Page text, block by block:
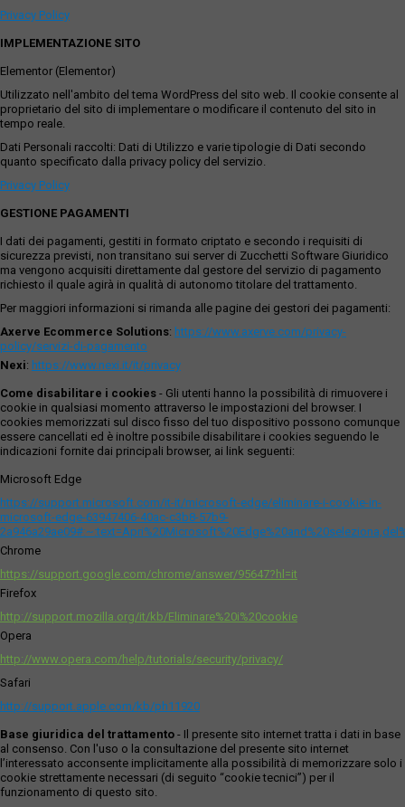
Privacy Policy
IMPLEMENTAZIONE SITO
Elementor (Elementor)
Utilizzato nell'ambito del tema WordPress del sito web. Il cookie consente al
proprietario del sito di implementare o modificare il contenuto del sito in
tempo reale.
Dati Personali raccolti: Dati di Utilizzo e varie tipologie di Dati secondo
quanto specificato dalla privacy policy del servizio.
Privacy Policy
GESTIONE PAGAMENTI
I dati dei pagamenti, gestiti in formato criptato e secondo i requisiti di
sicurezza previsti, non transitano sui server di Zucchetti Software Giuridico
ma vengono acquisiti direttamente dal gestore del servizio di pagamento
richiesto il quale agirà in qualità di autonomo titolare del trattamento.
Per maggiori informazioni si rimanda alle pagine dei gestori dei pagamenti:
Axerve Ecommerce Solutions: https://www.axerve.com/privacy-
policy/servizi-di-pagamento
Nexi: https://www.nexi.it/it/privacy
Come disabilitare i cookies - Gli utenti hanno la possibilità di rimuovere i
cookie in qualsiasi momento attraverso le impostazioni del browser. I
cookies memorizzati sul disco fisso del tuo dispositivo possono comunque
essere cancellati ed è inoltre possibile disabilitare i cookies seguendo le
indicazioni fornite dai principali browser, ai link seguenti:
Microsoft Edge
https://support.microsoft.com/it-it/microsoft-edge/eliminare-i-cookie-in-
microsoft-edge-63947406-40ac-c3b8-57b9-
Chrome
https://support.google.com/chrome/answer/95647?hl=it
Firefox
http://support.mozilla.org/it/kb/Eliminare%20i%20cookie
Opera
http://www.opera.com/help/tutorials/security/privacy/
Safari
http://support.apple.com/kb/ph11920
Base giuridica del trattamento - Il presente sito internet tratta i dati in base
al consenso. Con l'uso o la consultazione del presente sito internet
l’interessato acconsente implicitamente alla possibilità di memorizzare solo i
cookie strettamente necessari (di seguito “cookie tecnici”) per il
funzionamento di questo sito.